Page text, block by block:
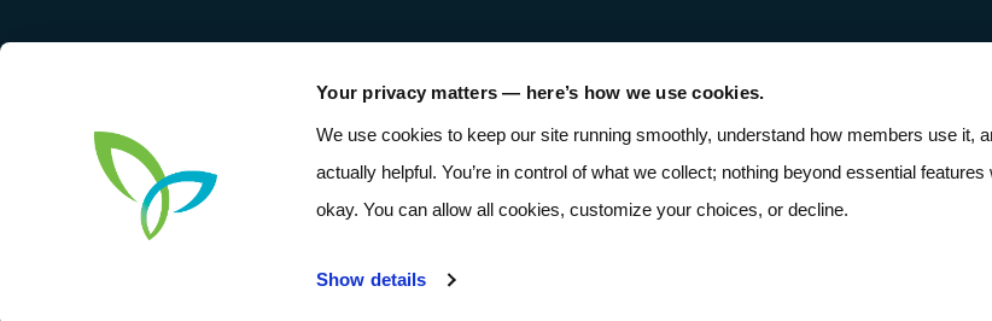
Your privacy matters — here’s how we use cookies.
We use cookies to keep our site running smoothly, understand how members use it,
actually helpful. You’re in control of what we collect; nothing beyond essential features
okay. You can allow all cookies, customize your choices, or decline.
Show details
NMLS #237769